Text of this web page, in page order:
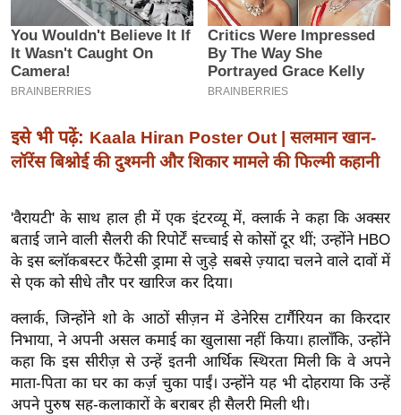
पे
प
र
सा
ल
मि
सा
ल
ख्सि
य
त
यं
इसे भी पढ़ें: Kaala Hiran Poster Out | सलमान खान-
लॉरेंस बिश्नोई की दुश्मनी और शिकार मामले की फिल्मी कहानी
'वैरायटी' के साथ हाल ही में एक इंटरव्यू में, क्लार्क ने कहा कि अक्सर
बताई जाने वाली सैलरी की रिपोर्टें सच्चाई से कोसों दूर थीं; उन्होंने HBO
के इस ब्लॉकबस्टर फैंटेसी ड्रामा से जुड़े सबसे ज़्यादा चलने वाले दावों में
से एक को सीधे तौर पर खारिज कर दिया।
क्लार्क, जिन्होंने शो के आठों सीज़न में डेनेरिस टार्गैरियन का किरदार
निभाया, ने अपनी असल कमाई का खुलासा नहीं किया। हालाँकि, उन्होंने
कहा कि इस सीरीज़ से उन्हें इतनी आर्थिक स्थिरता मिली कि वे अपने
माता-पिता का घर का कर्ज़ चुका पाईं। उन्होंने यह भी दोहराया कि उन्हें
अपने पुरुष सह-कलाकारों के बराबर ही सैलरी मिली थी।